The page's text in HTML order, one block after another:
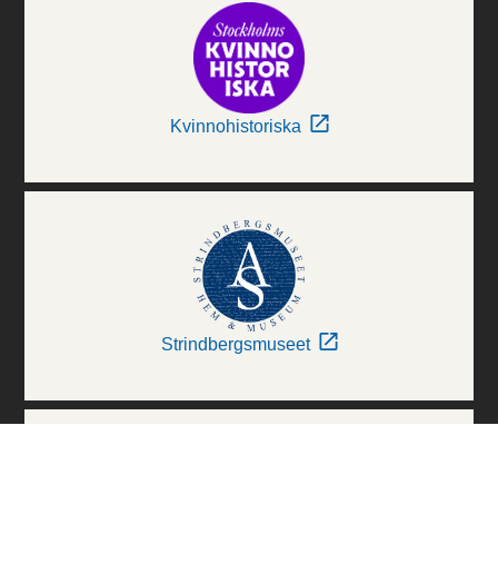
Kvinnohistoriska
Strindbergsmuseet